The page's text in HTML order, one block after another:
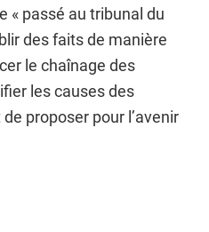
« passé au tribunal du
des faits de manière
le chaînage des
les causes des
proposer pour l’avenir